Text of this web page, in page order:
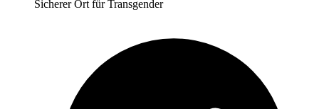
Sicherer Ort für Transgender